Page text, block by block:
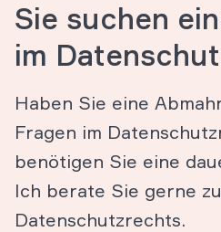
Sie suchen
im
Haben Sie eine
Fragen im
benötigen Sie eine
Ich berate Sie gerne
Datenschutzrechts.